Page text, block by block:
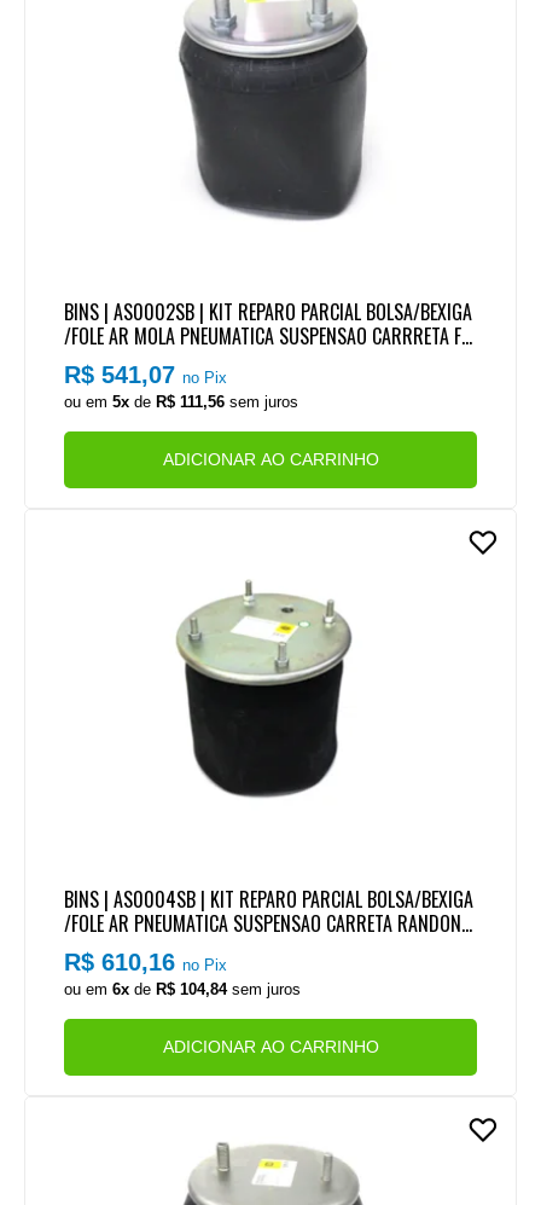
BINS | AS0002SB | KIT REPARO PARCIAL BOLSA/BEXIGA
/FOLE AR MOLA PNEUMATICA SUSPENSAO CARRRETA FA
CCHINI 2006 / 2007 | VANDERLEIA 2009
R$ 541,07no Pix
ou em5x de R$ 111,56 sem juros
ADICIONAR AO CARRINHO
BINS | AS0004SB | KIT REPARO PARCIAL BOLSA/BEXIGA
/FOLE AR PNEUMATICA SUSPENSAO CARRETA RANDON |
SILPA | TRES EIXOS
R$ 610,16no Pix
ou em6x deR$ 104,84sem juros
ADICIONAR AO CARRINHO